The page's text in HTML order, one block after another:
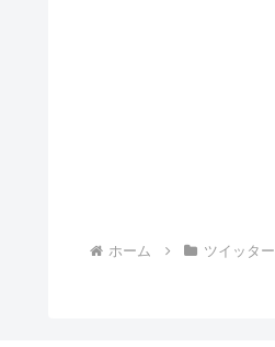
ホーム ツイッター